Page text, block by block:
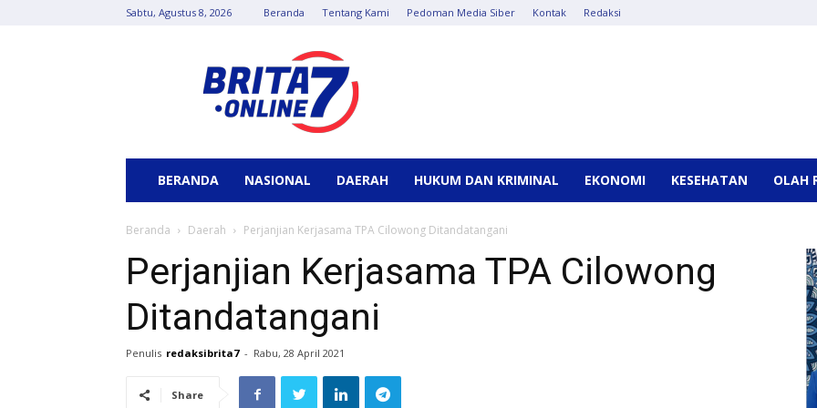
Sabtu, Agustus 8, 2026 Beranda Tentang Kami Pedoman Media Siber Kontak Redaksi
Online
BERANDA NASIONAL DAERAH HUKUM DAN KRIMINAL EKONOMI KESEHATAN OLAH
Beranda Daerah Perjanjian Kerjasama TPA Cilowong Ditandatangani
Perjanjian Kerjasama TPA Cilowong
Ditandatangani
Penulis redaksibrita7 - Rabu, 28 April 2021
Share